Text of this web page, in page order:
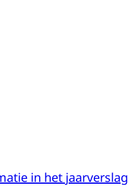
in het jaarverslag